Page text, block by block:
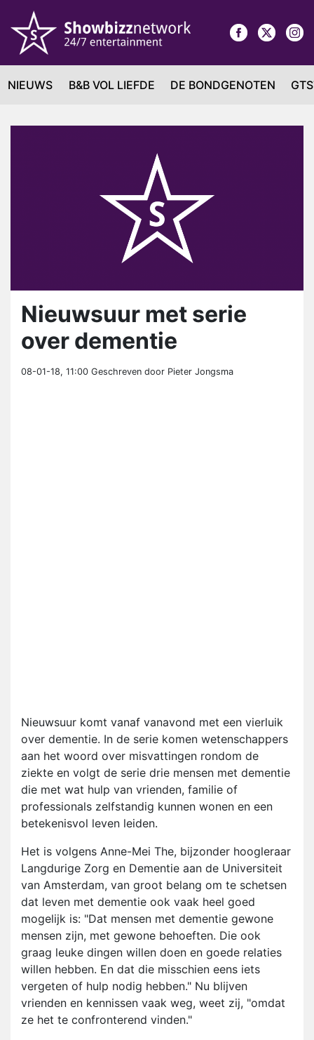
NIEUWS B&B VOL LIEFDE DE BONDGENOTEN
Nieuwsuur met serie
over dementie
08-01-18, 11:00 Geschreven door Pieter Jongsma
Nieuwsuur komt vanaf vanavond met een vierluik
over dementie. In de serie komen wetenschappers
aan het woord over misvattingen rondom de
ziekte en volgt de serie drie mensen met dementie
die met wat hulp van vrienden, familie of
professionals zelfstandig kunnen wonen en een
betekenisvol leven leiden.
Het is volgens Anne-Mei The, bijzonder hoogleraar
Langdurige Zorg en Dementie aan de Universiteit
van Amsterdam, van groot belang om te schetsen
dat leven met dementie ook vaak heel goed
mogelijk is: "Dat mensen met dementie gewone
mensen zijn, met gewone behoeften. Die ook
graag leuke dingen willen doen en goede relaties
willen hebben. En dat die misschien eens iets
vergeten of hulp nodig hebben." Nu blijven
vrienden en kennissen vaak weg, weet zij, "omdat
ze het te confronterend vinden."